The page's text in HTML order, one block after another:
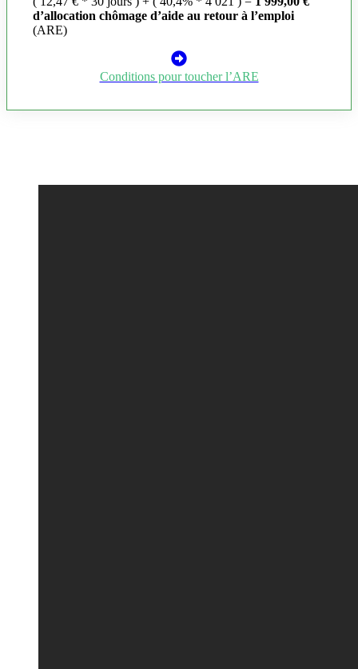
d’allocation chômage d’aide au retour à l’emploi
(ARE)
Conditions pour toucher l’ARE